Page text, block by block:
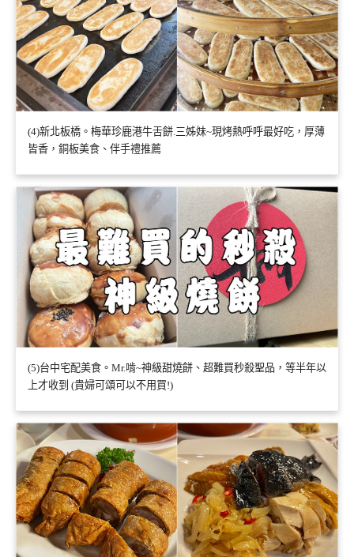
(4)新北板橋。梅華珍鹿港牛舌餅.三姊妹~現烤熱呼呼最好吃，厚薄
皆香，銅板美食、伴手禮推薦
(5)台中宅配美食。Mr.啃~神級甜燒餅、超難買秒殺聖品，等半年以
上才收到 (貴婦可頌可以不用買!)